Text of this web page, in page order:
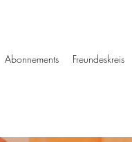
Abonnements Freundeskreis